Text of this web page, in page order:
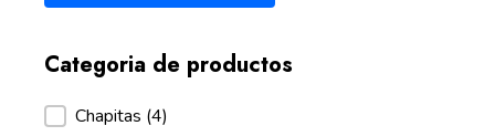
Categoria de productos
Categoria de productos
Chapitas (4)